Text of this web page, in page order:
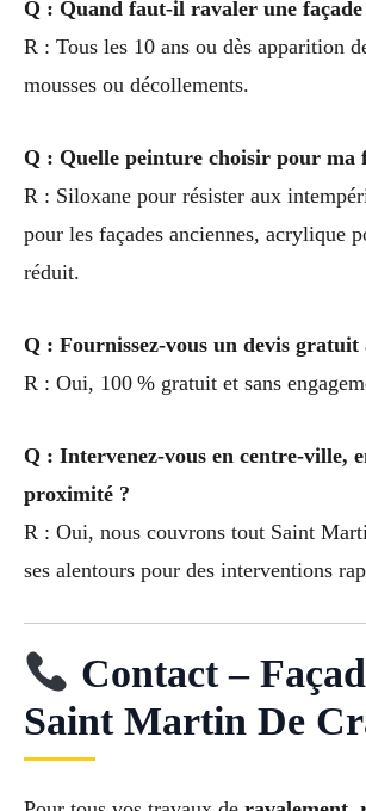
Q : Quand faut-il ravaler une façade
R : Tous les 10 ans ou dès apparition
mousses ou décollements.
Q : Quelle peinture choisir pour ma
R : Siloxane pour résister aux
pour les façades anciennes, acrylique
réduit.
Q : Fournissez-vous un devis
R : Oui, 100 % gratuit et sans
Q : Intervenez-vous en centre-ville,
proximité ?
R : Oui, nous couvrons tout Saint
ses alentours pour des interventions
Contact –
Saint Martin De